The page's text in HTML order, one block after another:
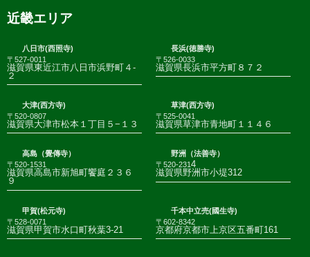
近畿エリア
八日市(西照寺)
〒527-0011
滋賀県東近江市八日市浜野町４-
２
長浜(徳勝寺)
〒526-0033
滋賀県長浜市平方町８７２
大津(西方寺)
〒520-0807
滋賀県大津市松本１丁目５−１３
草津(西方寺)
〒525-0041
滋賀県草津市青地町１１４６
高島（覺傳寺）
〒520-1531
滋賀県高島市新旭町饗庭２３６
９
野洲（法善寺）
〒520-2314
滋賀県野洲市小堤312
甲賀(松元寺)
〒528-0071
滋賀県甲賀市水口町秋葉3-21
千本中立売(國生寺)
〒602-8342
京都府京都市上京区五番町161